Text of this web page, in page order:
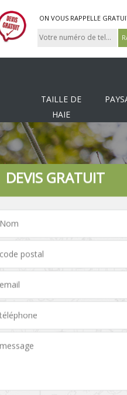
ON VOUS RAPPELLE
TAILLE DE
HAIE
Tonte et réfection de
pelouse
DEVIS GRATUIT